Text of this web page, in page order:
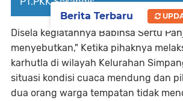
Disela kegiatannya Babinsa Sertu
menyebutkan," Ketika pihaknya
karhutla di wilayah Kelurahan
situasi kondisi cuaca mendung dan
dua orang warga tempatan tidak
Berita Terbaru